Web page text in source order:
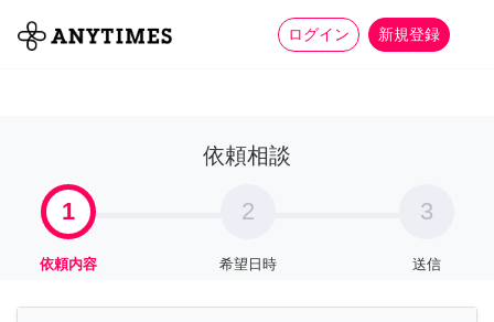
ログイン 新規登録
全て 家事 more_horiz
依頼相談
1
依頼内容
2
希望日時
3
送信